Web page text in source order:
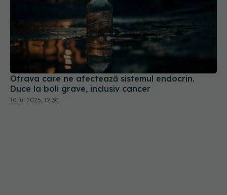
Otrava care ne afectează sistemul endocrin.
Duce la boli grave, inclusiv cancer
10 iul 2025, 12:30